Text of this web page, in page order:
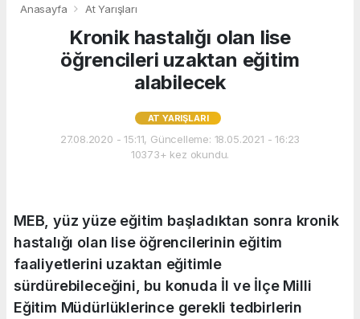
Anasayfa At Yarışları
Kronik hastalığı olan lise
öğrencileri uzaktan eğitim
alabilecek
AT YARIŞLARI
27.08.2020 - 15:11, Güncelleme: 18.05.2021 - 16:23
10373+ kez okundu.
MEB, yüz yüze eğitim başladıktan sonra kronik
hastalığı olan lise öğrencilerinin eğitim
faaliyetlerini uzaktan eğitimle
sürdürebileceğini, bu konuda İl ve İlçe Milli
Eğitim Müdürlüklerince gerekli tedbirlerin